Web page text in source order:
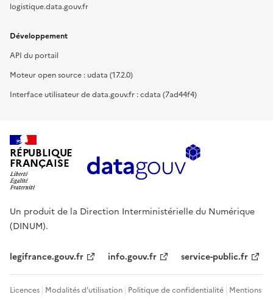
logistique.data.gouv.fr
Développement
API du portail
Moteur open source : udata (17.2.0)
Interface utilisateur de data.gouv.fr : cdata (7ad44f4)
RÉPUBLIQUE
FRANÇAISE
Un produit de la Direction Interministérielle du Numérique
(DINUM).
legifrance.gouv.fr info.gouv.fr service-public.fr
Licences Modalités d'utilisation Politique de confidentialité Mentions